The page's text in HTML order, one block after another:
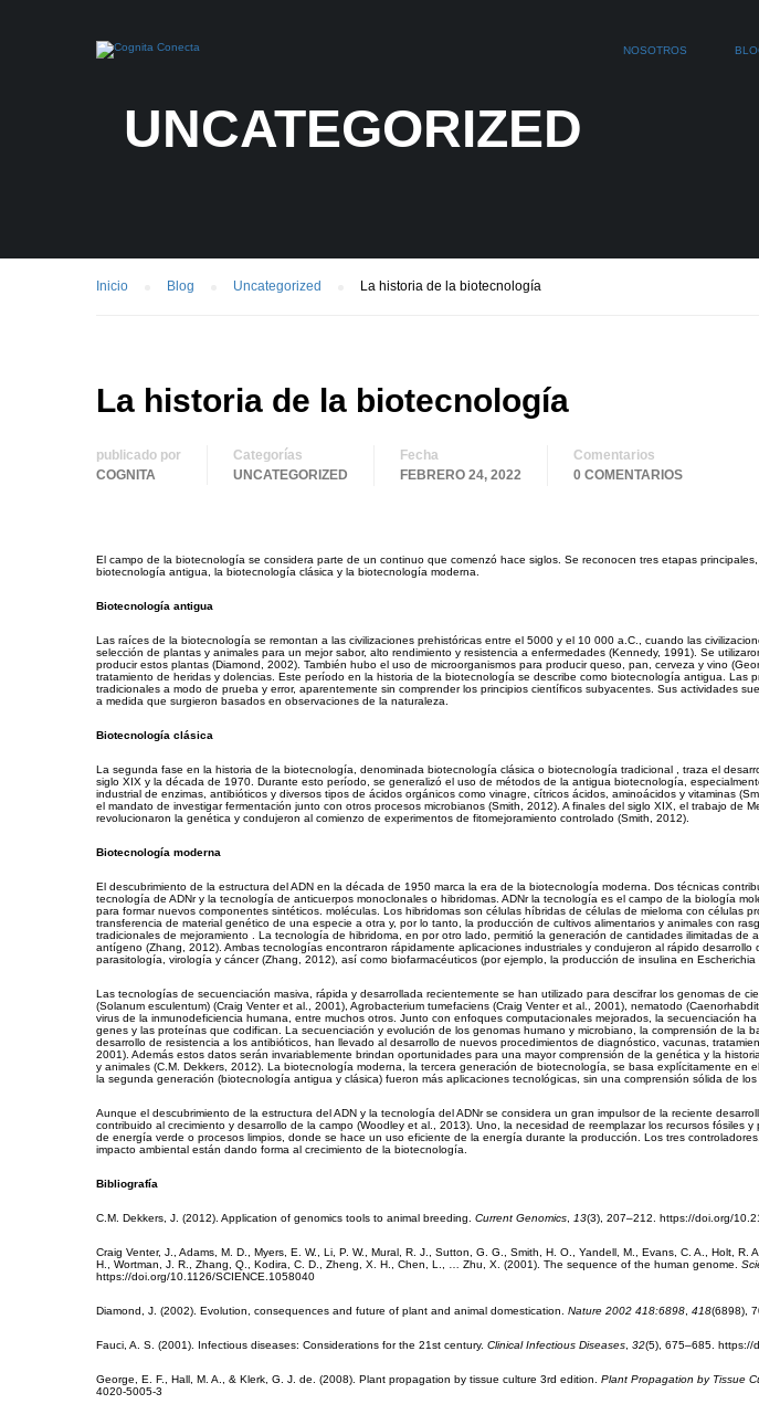
NOSOTROS
UNCATEGORIZED
Inicio Blog Uncategorized La historia de la biotecnología
La historia de la biotecnología
publicado por
COGNITA
Categorías
UNCATEGORIZED
Fecha
FEBRERO 24, 2022
Comentarios
0 COMENTARIOS
El campo de la biotecnología se considera parte de un continuo que comenzó hace siglos. Se reconocen tres etapas
biotecnología antigua, la biotecnología clásica y la biotecnología moderna.
Biotecnología antigua
Las raíces de la biotecnología se remontan a las civilizaciones prehistóricas entre el 5000 y el 10 000 a.C., cuando las
selección de plantas y animales para un mejor sabor, alto rendimiento y resistencia a enfermedades (Kennedy, 1991). Se
producir estos plantas (Diamond, 2002). También hubo el uso de microorganismos para producir queso, pan, cerveza y vino
tratamiento de heridas y dolencias. Este período en la historia de la biotecnología se describe como biotecnología antigua. Las
tradicionales a modo de prueba y error, aparentemente sin comprender los principios científicos subyacentes. Sus actividades
a medida que surgieron basados ​​en observaciones de la naturaleza.
Biotecnología clásica
La segunda fase en la historia de la biotecnología, denominada biotecnología clásica o biotecnología tradicional , traza el
siglo XIX y la década de 1970. Durante esto período, se generalizó el uso de métodos de la antigua biotecnología,
industrial de enzimas, antibióticos y diversos tipos de ácidos orgánicos como vinagre, cítricos ácidos, aminoácidos y vitaminas
el mandato de investigar fermentación junto con otros procesos microbianos (Smith, 2012). A finales del siglo XIX, el trabajo de
revolucionaron la genética y condujeron al comienzo de experimentos de fitomejoramiento controlado (Smith, 2012).
Biotecnología moderna
El descubrimiento de la estructura del ADN en la década de 1950 marca la era de la biotecnología moderna. Dos técnicas
tecnología de ADNr y la tecnología de anticuerpos monoclonales o hibridomas. ADNr la tecnología es el campo de la biología
para formar nuevos componentes sintéticos. moléculas. Los hibridomas son células híbridas de células de mieloma con células
transferencia de material genético de una especie a otra y, por lo tanto, la producción de cultivos alimentarios y animales con
tradicionales de mejoramiento . La tecnología de hibridoma, en por otro lado, permitió la generación de cantidades ilimitadas de
antígeno (Zhang, 2012). Ambas tecnologías encontraron rápidamente aplicaciones industriales y condujeron al rápido
parasitología, virología y cáncer (Zhang, 2012), así como biofarmacéuticos (por ejemplo, la producción de insulina en Escherichia
Las tecnologías de secuenciación masiva, rápida y desarrollada recientemente se han utilizado para descifrar los genomas de
(Solanum esculentum) (Craig Venter et al., 2001), Agrobacterium tumefaciens (Craig Venter et al., 2001), nematodo
virus de la inmunodeficiencia humana, entre muchos otros. Junto con enfoques computacionales mejorados, la secuenciación
genes y las proteínas que codifican. La secuenciación y evolución de los genomas humano y microbiano, la comprensión de la
desarrollo de resistencia a los antibióticos, han llevado al desarrollo de nuevos procedimientos de diagnóstico, vacunas,
2001). Además estos datos serán invariablemente brindan oportunidades para una mayor comprensión de la genética y la
y animales (C.M. Dekkers, 2012). La biotecnología moderna, la tercera generación de biotecnología, se basa explícitamente en
la segunda generación (biotecnología antigua y clásica) fueron más aplicaciones tecnológicas, sin una comprensión sólida de
Aunque el descubrimiento de la estructura del ADN y la tecnología del ADNr se considera un gran impulsor de la reciente
contribuido al crecimiento y desarrollo de la campo (Woodley et al., 2013). Uno, la necesidad de reemplazar los recursos fósiles
de energía verde o procesos limpios, donde se hace un uso eficiente de la energía durante la producción. Los tres
impacto ambiental están dando forma al crecimiento de la biotecnología.
Bibliografía
C.M. Dekkers, J. (2012). Application of genomics tools to animal breeding. Current Genomics 13(3), 207–212. https://doi.org/
Craig Venter, J., Adams, M. D., Myers, E. W., Li, P. W., Mural, R. J., Sutton, G. G., Smith, H. O., Yandell, M., Evans, C. A., Holt, R.
H., Wortman, J. R., Zhang, Q., Kodira, C. D., Zheng, X. H., Chen, L., … Zhu, X. (2001). The sequence of the human genome.
https://doi.org/10.1126/SCIENCE.1058040
Diamond, J. (2002). Evolution, consequences and future of plant and animal domestication. Nature 2002 418:6898 418(6898),
Fauci, A. S. (2001). Infectious diseases: Considerations for the 21st century. Clinical Infectious Diseases 32(5), 675–685. https://
George, E. F., Hall, M. A., & Klerk, G. J. de. (2008). Plant propagation by tissue culture 3rd edition. Plant Propagation by Tissue
4020-5005-3